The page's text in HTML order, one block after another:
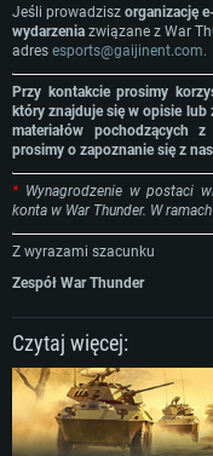
Procesor: Intel Core i5 lub
Pamięć: 16 GB
Karta graficzna: Karta
lepsza, Radeon RX 570 lub
Połączenie sieciowe:
Dysk twardy: 62.2 GB (pełny
Procesor: Intel Core i7 (Xeon
Pamięć: 8 GB
Karta graficzna: Radeon
Połączenie sieciowe:
Dysk twardy: 62.2 GB (pełny
Procesor: Intel Core i7
Karta graficzna: NVIDIA
miesięcy) / podobna od
miesięcy) (minimalna
Połączenie sieciowe:
Dysk twardy: 62.2 GB (pełny
Jeśli prowadzisz organizację
wydarzenia związane z War
adres esports@gaijinent.com.
Przy kontakcie prosimy
który znajduje się w opisie lub
materiałów pochodzących
prosimy o zapoznanie się z
*Wynagrodzenie w postaci
konta w War Thunder. W
Z wyrazami szacunku
Zespół War Thunder
Czytaj więcej: